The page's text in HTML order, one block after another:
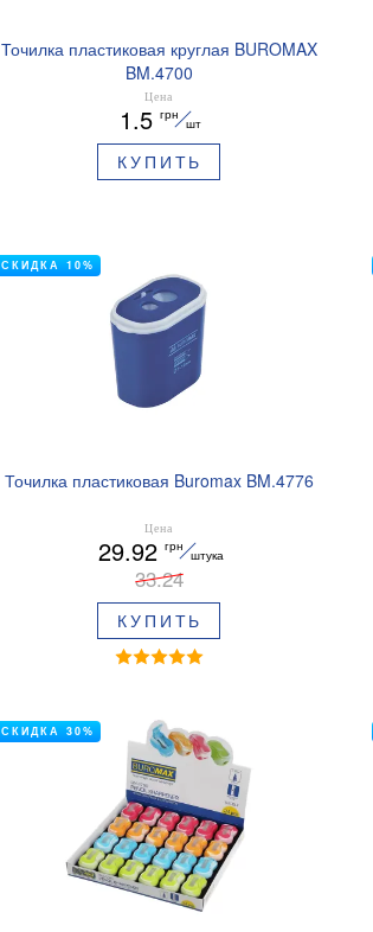
Точилка пластиковая круглая BUROMAX
BM.4700
Цена
1.5 грн
шт
КУПИТЬ
Точилка пластиковая Buromax BM.4776
Цена
29.92 грн
штука
33.24
КУПИТЬ
СКИДКА 10%
СКИДКА 30%